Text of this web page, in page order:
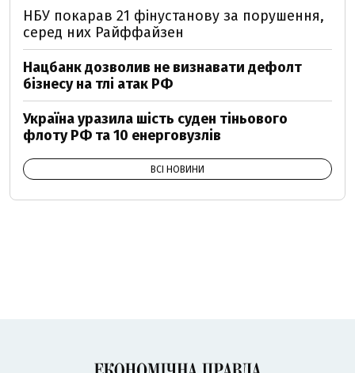
НБУ покарав 21 фінустанову за порушення,
серед них Райффайзен
Нацбанк дозволив не визнавати дефолт
бізнесу на тлі атак РФ
Україна уразила шість суден тіньового
флоту РФ та 10 енерговузлів
ВСІ НОВИНИ